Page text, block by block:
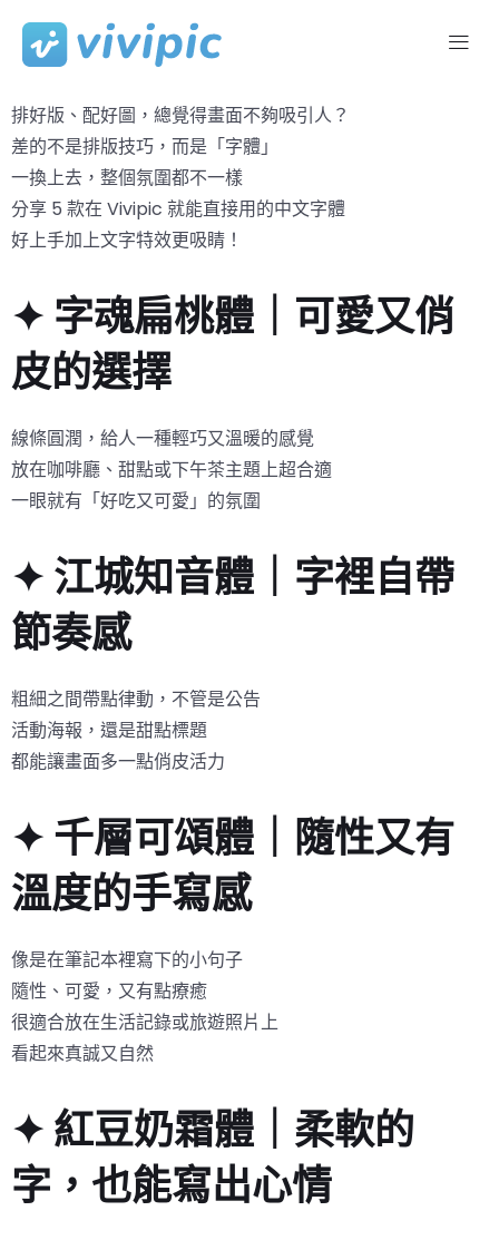
Skip
content
排好版、配好圖，總覺得畫面不夠吸引人？
差的不是排版技巧，而是「字體」
一換上去，整個氛圍都不一樣
分享 5 款在 Vivipic 就能直接用的中文字體
好上手加上文字特效更吸睛！
✦ 字魂扁桃體｜可愛又俏
皮的選擇
線條圓潤，給人一種輕巧又溫暖的感覺
放在咖啡廳、甜點或下午茶主題上超合適
一眼就有「好吃又可愛」的氛圍
✦ 江城知音體｜字裡自帶
節奏感
粗細之間帶點律動，不管是公告
活動海報，還是甜點標題
都能讓畫面多一點俏皮活力
✦ 千層可頌體｜隨性又有
溫度的手寫感
像是在筆記本裡寫下的小句子
隨性、可愛，又有點療癒
很適合放在生活記錄或旅遊照片上
看起來真誠又自然
✦ 紅豆奶霜體｜柔軟的
字，也能寫出心情